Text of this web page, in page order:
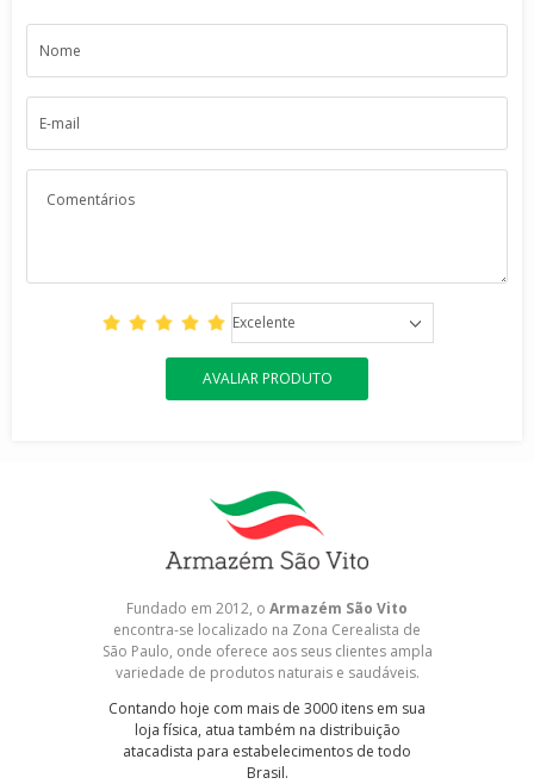
Excelente
AVALIAR PRODUTO
Fundado em 2012, o Armazém São Vito
encontra-se localizado na Zona Cerealista de
São Paulo, onde oferece aos seus clientes ampla
variedade de produtos naturais e saudáveis.
Contando hoje com mais de 3000 itens em sua
loja física, atua também na distribuição
atacadista para estabelecimentos de todo
Brasil.